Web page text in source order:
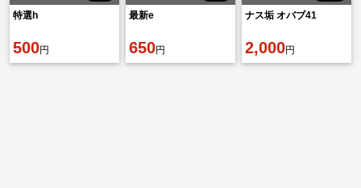
特選h
500円
最新e
650円
ナス垢 オバブ41
2,000円